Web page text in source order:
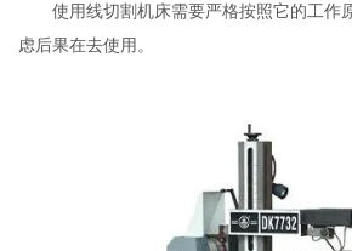
使用线切割机床需要严格按照它的工作
虑后果在去使用。